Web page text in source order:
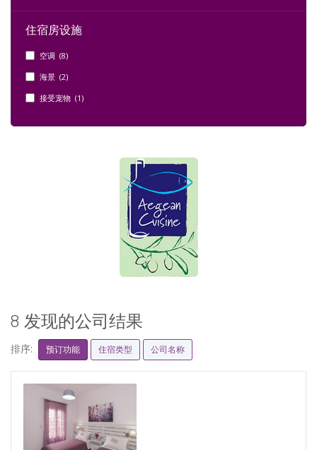
住宿房设施
空调 (8)
海景 (2)
接受宠物 (1)
8 发现的公司结果
排序: 预订功能 住宿类型 公司名称